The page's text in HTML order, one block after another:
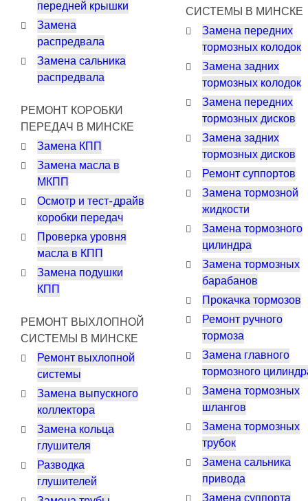
передней крышки
Замена
распредвала
Замена сальника
распредвала
РЕМОНТ КОРОБКИ
ПЕРЕДАЧ В МИНСКЕ
Замена КПП
Замена масла в
МКПП
Осмотр и тест-драйв
коробки передач
Проверка уровня
масла в КПП
Замена подушки
КПП
РЕМОНТ ВЫХЛОПНОЙ
СИСТЕМЫ В МИНСКЕ
Ремонт выхлопной
системы
Замена выпускного
коллектора
Замена кольца
глушителя
Разводка
глушителей
СИСТЕМЫ В МИНСКЕ
Замена передних
тормозных колодок
Замена задних
тормозных колодок
Замена передних
тормозных дисков
Замена задних
тормозных дисков
Ремонт суппортов
Замена тормозной
жидкости
Замена тормозного
цилиндра
Замена тормозных
барабанов
Прокачка тормозов
Ремонт ручного
тормоза
Замена главного
тормозного
Замена тормозных
шлангов
Замена тормозных
трубок
Замена сальника
привода
Замена суппорта